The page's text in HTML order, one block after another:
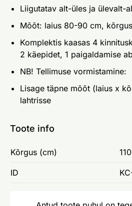
Liigutatav alt-üles ja ülevalt-
Mõõt: laius 80-90 cm,
Komplektis kaasas 4
2 käepidet, 1 paigaldamise
NB! Tellimuse vormistamine:
Lisage täpne mõõt (laius x
lahtrisse
Toote info
Kõrgus (cm)
ID